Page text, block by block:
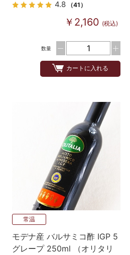
4.8 （41）
￥2,160 (税込)
数量
カートに入れる
常温
モデナ産 バルサミコ酢 IGP 5
グレープ 250ml （オリタリ